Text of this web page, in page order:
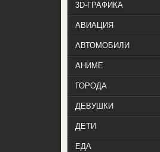
3D-ГРАФИКА
АВИАЦИЯ
АВТОМОБИЛИ
АНИМЕ
ГОРОДА
ДЕВУШКИ
ДЕТИ
ЕДА